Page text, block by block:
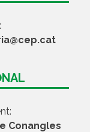
Conangles